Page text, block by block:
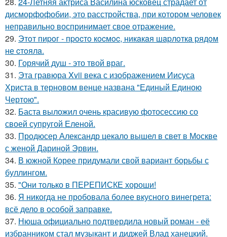
дисморфофобии, это расстройства, при котором человек
неправильно воспринимает свое отражение.
29. Этoт пиpoг - пpocтo кocмoc, никaкaя шapлoткa pядoм
не cтoялa.
30. Горячий душ - это твой враг.
31. Эта гравюра Xvii века с изображением Иисуса
Христа в терновом венце названа "Единый Единою
Чертою".
32. Баста выложил очень красивую фотосессию со
своей супругой Еленой.
33. Продюсер Александр цекало вышел в свет в Москве
с женой Дариной Эрвин.
34. В южной Корее придумали свой вариант борьбы с
буллингом.
35. "Они только в ПЕРЕПИСКЕ хороши!
36. Я никогда не пробовала более вкусного винегрета:
всё дело в особой заправке.
37. Нюша официально подтвердила новый роман - её
избранником стал музыкант и диджей Влад ханецкий.